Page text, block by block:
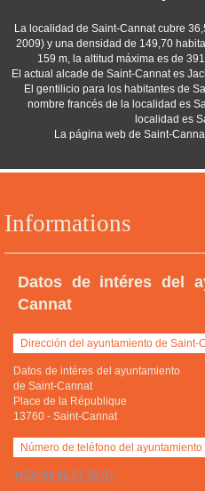
Informations
Datos de intéres del
Cannat
Dirección del ayuntamiento de Saint-
Datos de intéres del ayuntamiento
de Saint-Cannat
Place de la République
13760 - Saint-Cannat
Número de teléfono del ayuntamiento
+(33) 04 42 57 20 01
La localidad de Saint-Cannat cubre
2009) y una densidad de 149,70
159 m, la altitud máxima es de
El actual alcade de Saint-Cannat es
El gentilicio para los habitantes de
nombre francés de la localidad es
localidad es
La página web de Saint-